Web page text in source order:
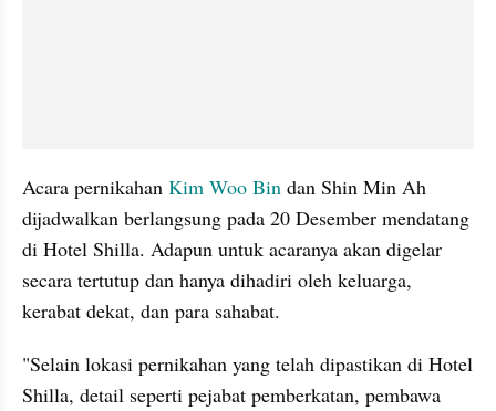
Acara pernikahan Kim Woo Bin dan Shin Min Ah
dijadwalkan berlangsung pada 20 Desember mendatang
di Hotel Shilla. Adapun untuk acaranya akan digelar
secara tertutup dan hanya dihadiri oleh keluarga,
kerabat dekat, dan para sahabat.
"Selain lokasi pernikahan yang telah dipastikan di Hotel
Shilla, detail seperti pejabat pemberkatan, pembawa